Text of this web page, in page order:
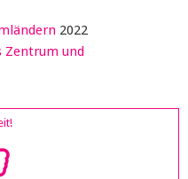
2022
Zentrum und